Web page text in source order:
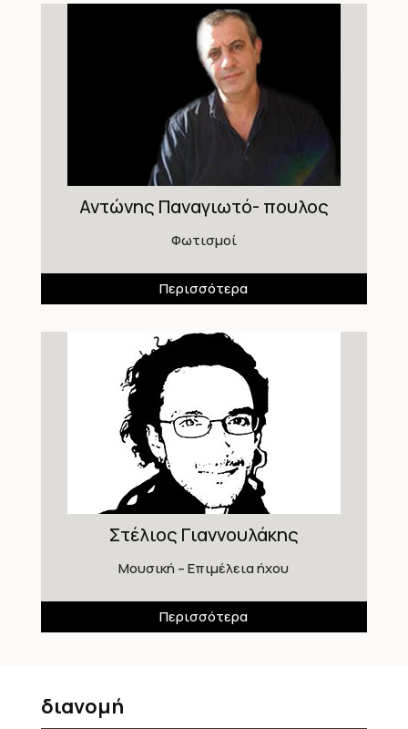
Αντώνης Παναγιωτό- πουλος
Φωτισμοί
Περισσότερα
Στέλιος Γιαννουλάκης
Μουσική – Επιμέλεια ήχου
Περισσότερα
διανομή